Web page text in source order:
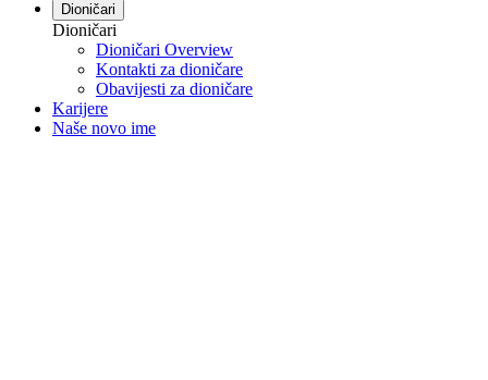
Dioničari
Dioničari
Dioničari Overview
Kontakti za dioničare
Obavijesti za dioničare
Karijere
Naše novo ime